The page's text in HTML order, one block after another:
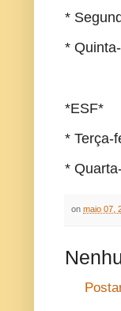
*
*
*ESF*
* Terça-
*
onmaio 07,